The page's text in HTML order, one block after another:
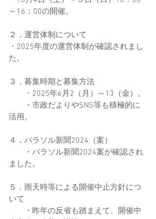
～16：00の開催。
２．運営体制について
・2025年度の運営体制が確認されまし
た。
３．募集時期と募集方法
・2025年6月2（月）～13（金）。
・市政だよりやSNS等も積極的に
活用。
４．パラソル新聞2024（案）
・パラソル新聞2024案が確認され
ました。
５．雨天時等による開催中止方針につ
いて
・昨年の反省も踏まえて、開催中